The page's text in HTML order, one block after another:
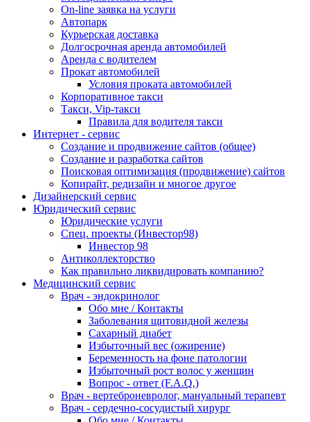
On-line заявка на услуги
Автопарк
Курьерская доставка
Долгосрочная аренда автомобилей
Аренда с водителем
Прокат автомобилей
Условия проката автомобилей
Корпоративное такси
Такси, Vip-такси
Правила для водителя такси
Интернет - сервис
Создание и продвижение сайтов (общее)
Создание и разработка сайтов
Поисковая оптимизация (продвижение) сайтов
Копирайт, редизайн и многое другое
Дизайнерский сервис
Юридический сервис
Юридические услуги
Спец. проекты (Инвестор98)
Инвестор 98
Антиколлекторство
Как правильно ликвидировать компанию?
Медицинский сервис
Врач - эндокринолог
Обо мне / Контакты
Заболевания щитовидной железы
Сахарный диабет
Избыточный вес (ожирение)
Беременность на фоне патологии
Избыточный рост волос у женщин
Вопрос - ответ (F.A.Q.)
Врач - вертеброневролог, мануальный терапевт
Врач - сердечно-сосудистый хирург